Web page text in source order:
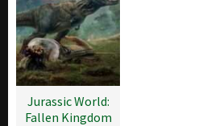
Jurassic World:
Fallen Kingdom